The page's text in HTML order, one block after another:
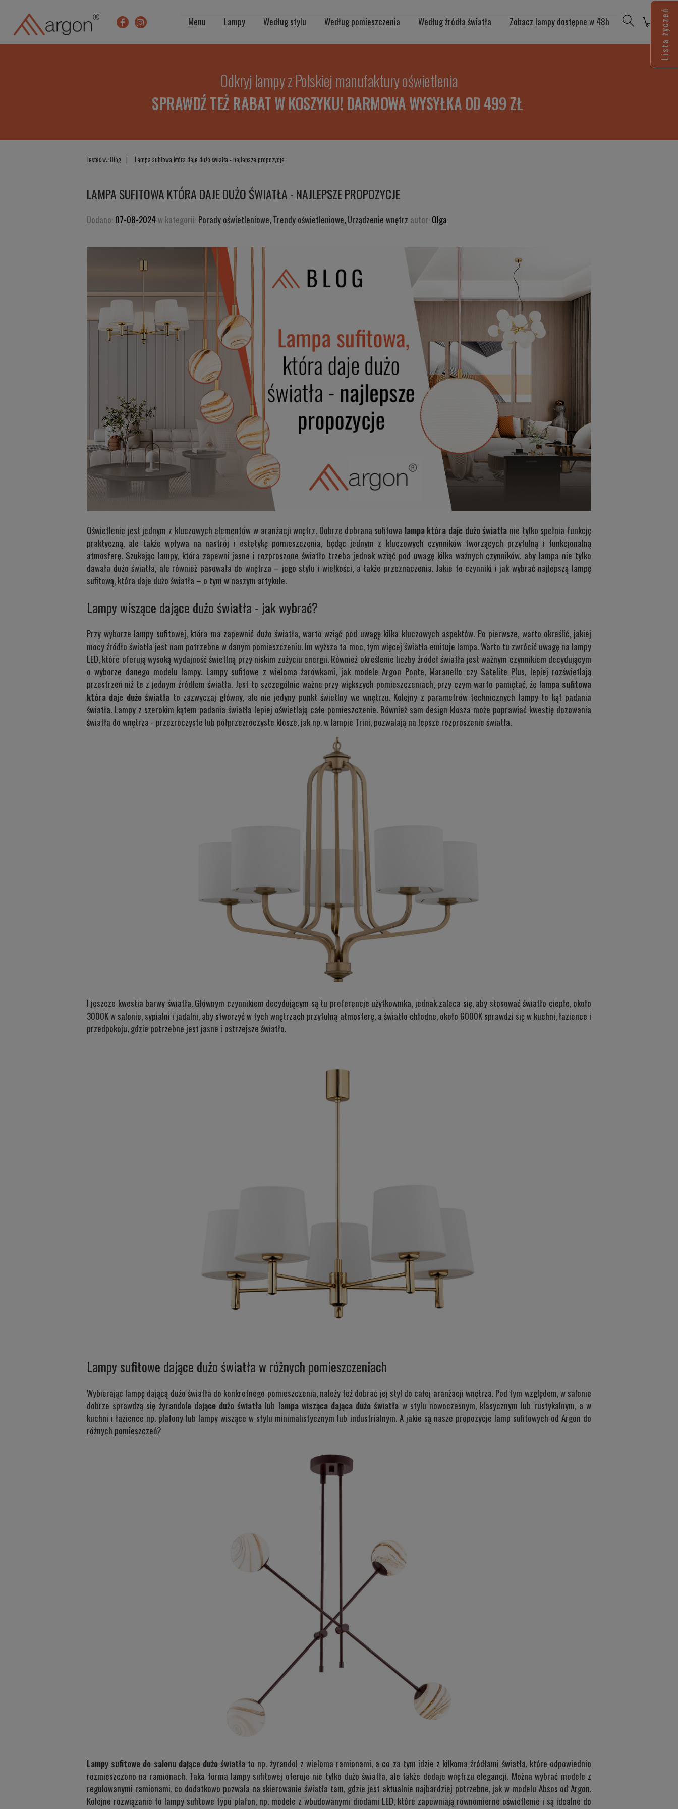
Menu Lampy Według stylu Według pomieszczenia Według źródła światła Zobacz lampy dostępne w 48h
Odkryj lampy z Polskiej manufaktury oświetlenia
SPRAWDŹ TEŻ RABAT W KOSZYKU! DARMOWA WYSYŁKA OD 499 ZŁ
Jesteś w: Blog Lampa sufitowa która daje dużo światła - najlepsze propozycje
LAMPA SUFITOWA KTÓRA DAJE DUŻO ŚWIATŁA - NAJLEPSZE PROPOZYCJE
Dodano: 07-08-2024 w kategorii: Porady oświetleniowe, Trendy oświetleniowe, Urządzenie wnętrz autor: Olga
Oświetlenie jest jednym z kluczowych elementów w aranżacji wnętrz. Dobrze dobrana sufitowa lampa która daje dużo światła nie tylko spełnia funkcję
praktyczną, ale także wpływa na nastrój i estetykę pomieszczenia, będąc jednym z kluczowych czynników tworzących przytulną i funkcjonalną
atmosferę. Szukając lampy, która zapewni jasne i rozproszone światło trzeba jednak wziąć pod uwagę kilka ważnych czynników, aby lampa nie tylko
dawała dużo światła, ale również pasowała do wnętrza – jego stylu i wielkości, a także przeznaczenia. Jakie to czynniki i jak wybrać najlepszą lampę
sufitową, która daje dużo światła – o tym w naszym artykule.
Lampy wiszące dające dużo światła - jak wybrać?
Przy wyborze lampy sufitowej, która ma zapewnić dużo światła, warto wziąć pod uwagę kilka kluczowych aspektów. Po pierwsze, warto określić, jakiej
mocy źródło światła jest nam potrzebne w danym pomieszczeniu. Im wyższa ta moc, tym więcej światła emituje lampa. Warto tu zwrócić uwagę na lampy
LED, które oferują wysoką wydajność świetlną przy niskim zużyciu energii. Również określenie liczby źródeł światła jest ważnym czynnikiem decydującym
o wyborze danego modelu lampy. Lampy sufitowe z wieloma żarówkami, jak modele Argon Ponte, Maranello czy Satelite Plus, lepiej rozświetlają
przestrzeń niż te z jednym źródłem światła. Jest to szczególnie ważne przy większych pomieszczeniach, przy czym warto pamiętać, że lampa sufitowa
która daje dużo światła to zazwyczaj główny, ale nie jedyny punkt świetlny we wnętrzu. Kolejny z parametrów technicznych lampy to kąt padania
światła. Lampy z szerokim kątem padania światła lepiej oświetlają całe pomieszczenie. Również sam design klosza może poprawiać kwestię dozowania
światła do wnętrza - przezroczyste lub półprzezroczyste klosze, jak np. w lampie Trini, pozwalają na lepsze rozproszenie światła.
I jeszcze kwestia barwy światła. Głównym czynnikiem decydującym są tu preferencje użytkownika, jednak zaleca się, aby stosować światło ciepłe, około
3000K w salonie, sypialni i jadalni, aby stworzyć w tych wnętrzach przytulną atmosferę, a światło chłodne, około 6000K sprawdzi się w kuchni, łazience i
przedpokoju, gdzie potrzebne jest jasne i ostrzejsze światło.
Lampy sufitowe dające dużo światła w różnych pomieszczeniach
Wybierając lampę dającą dużo światła do konkretnego pomieszczenia, należy też dobrać jej styl do całej aranżacji wnętrza. Pod tym względem, w salonie
dobrze sprawdzą się żyrandole dające dużo światła lub lampa wisząca dająca dużo światła w stylu nowoczesnym, klasycznym lub rustykalnym, a w
kuchni i łazience np. plafony lub lampy wiszące w stylu minimalistycznym lub industrialnym. A jakie są nasze propozycje lamp sufitowych od Argon do
różnych pomieszczeń?
Lampy sufitowe do salonu dające dużo światła to np. żyrandol z wieloma ramionami, a co za tym idzie z kilkoma źródłami światła, które odpowiednio
rozmieszczono na ramionach. Taka forma lampy sufitowej oferuje nie tylko dużo światła, ale także dodaje wnętrzu elegancji. Można wybrać modele z
regulowanymi ramionami, co dodatkowo pozwala na skierowanie światła tam, gdzie jest aktualnie najbardziej potrzebne, jak w modelu Absos od Argon.
Kolejne rozwiązanie to lampy sufitowe typu plafon, np. modele z wbudowanymi diodami LED, które zapewniają równomierne oświetlenie i są idealne do
Lista życzeń